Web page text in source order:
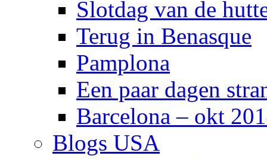
Slotdag van de
Terug in Benasque
Pamplona
Een paar dagen
Barcelona – okt
Blogs USA